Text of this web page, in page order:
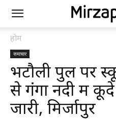
होम
समाचार
भटौली पुल पर
से गंगा नदी में
जारी, मिर्जापुर